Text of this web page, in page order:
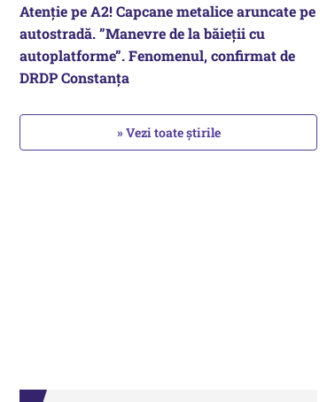
Atenție pe A2! Capcane metalice aruncate pe
autostradă. ”Manevre de la băieții cu
autoplatforme”. Fenomenul, confirmat de
DRDP Constanța
» Vezi toate știrile